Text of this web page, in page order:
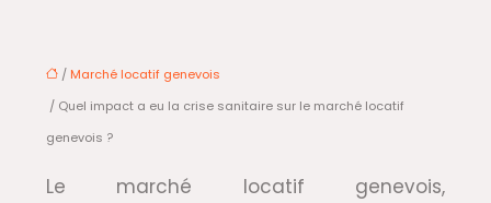
/ Marché locatif genevois
/ Quel impact a eu la crise sanitaire sur le marché locatif
genevois ?
Le marché locatif genevois,